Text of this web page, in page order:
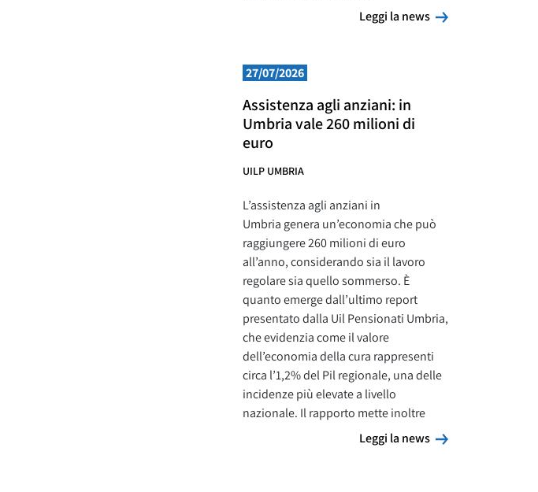
Leggi la news
Leggi la news
27/07/2026
Assistenza agli anziani: in
Umbria vale 260 milioni di
euro
UILP UMBRIA
L’assistenza agli anziani in
Umbria genera un’economia che può
raggiungere 260 milioni di euro
all’anno, considerando sia il lavoro
regolare sia quello sommerso. È
quanto emerge dall’ultimo report
presentato dalla Uil Pensionati Umbria,
che evidenzia come il valore
dell’economia della cura rappresenti
circa l’1,2% del Pil regionale, una delle
incidenze più elevate a livello
nazionale. Il rapporto mette inoltre
Leggi la news
Leggi la news